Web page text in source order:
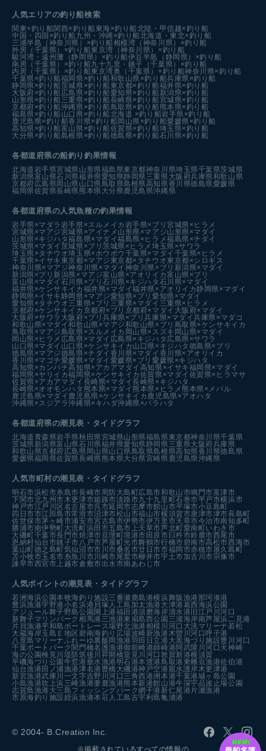
人気エリアの釣り船検索
関東×釣り船関西×釣り船 東海×釣り船北陸・甲信越×釣り船
中国・四国×釣り船 九州・沖縄×釣り船北海道・東北×釣り船
三浦半島（神奈川県）×釣り船相模湾（神奈川県）×釣り船
外房（千葉県）×釣り船東京湾（神奈川県）×釣り船
駿河湾・遠州灘（静岡県）×釣り船伊豆半島（静岡県）×釣り船
南房（千葉県）×釣り船九十九里・銚子（千葉県）×釣り船
内房（千葉県）×釣り船東京湾奥（千葉県）×釣り船神奈川県×釣り船
千葉県×釣り船福岡県×釣り船和歌山県×釣り船兵庫県×釣り船
静岡県×釣り船茨城県×釣り船 東京都×釣り船福井県×釣り船
大阪府×釣り船 広島県×釣り船愛知県×釣り船 新潟県×釣り船
山形県×釣り船 三重県×釣り船長崎県×釣り船宮城県×釣り船
京都府×釣り船沖縄県×釣り船鳥取県×釣り船 熊本県×釣り船
福島県×釣り船 山口県×釣り船北海道 ×釣り船岩手県×釣り船
鹿児島県×釣り船香川県×釣り船 岡山県×釣り船愛媛県×釣り船
高知県×釣り船富山県×釣り船佐賀県×釣り船埼玉県×釣り船
大分県×釣り船島根県×釣り船徳島県×釣り船石川県×釣り船
各都道府県の船釣り釣果情報
北海道岩手県宮城県山形県福島県東京都神奈川県埼玉県千葉県茨城県
新潟県富山県石川県福井県愛知県静岡県三重県大阪府兵庫県和歌山県
京都府広島県岡山県山口県鳥取県島根県高知県香川県徳島県愛媛県
福岡県佐賀県長崎県熊本県大分県鹿児島県沖縄県
各都道府県の人気魚種の釣果情報
岩手県×マダラ 岩手県×スルメイカ 岩手県×ブリ宮城県×ヒラメ
宮城県×マアジ宮城県×アイナメ 山形県×マアジ山形県×マダイ
山形県×キジハタ福島県×マダイ福島県×ヒラメ福島県×チダイ
茨城県×マダイ 茨城県×ブリ茨城県×ヒラメ埼玉県×サワラ
埼玉県×タチウオ埼玉県×ホウボウ 千葉県×マダイ 千葉県×ヒラメ
千葉県×イサキ 東京都×マアジ 東京都×タチウオ東京都×シロギス
神奈川県×マアジ神奈川県×マダイ 神奈川県×ブリ 新潟県×マダイ
新潟県×ブリ 新潟県×マアジ富山県×アオリイカ富山県×ブリ
富山県×マダイ 石川県×ブリ石川県×キジハタ 石川県×マダイ
福井県×ケンサキイカ 福井県×マダイ福井県×アオリイカ 静岡県×マダイ
静岡県×イサキ 静岡県×マアジ愛知県×ブリ愛知県×マダイ
愛知県×タチウオ三重県×ブリ 三重県×マダイ 三重県×ヒラメ
京都府×ケンサキイカ 京都府×ブリ 京都府×マダイ 大阪府×マダイ
大阪府×サワラ 大阪府×ブリ兵庫県×ブリ兵庫県×マダイ兵庫県×マダコ
和歌山県×マダイ和歌山県×マアジ和歌山県×ブリ 鳥取県×ケンサキイカ
鳥取県×マアジ鳥取県×スルメイカ 岡山県×スズキ 岡山県×マダイ
岡山県×ヒラメ 広島県×マダイ 広島県×キジハタ 広島県×サワラ
山口県×マダイ 山口県×ケンサキイカ 山口県×キジハタ 徳島県×ブリ
徳島県×マアジ徳島県×チダイ 香川県×マダイ 香川県×アオリイカ
香川県×マゴチ愛媛県×マダイ 愛媛県×ブリ愛媛県×キジハタ
高知県×カンパチ高知県×アカアマダイ 高知県×イサキ福岡県×マダイ
福岡県×ヤリイカ福岡県×ケンサキイカ 佐賀県×マダイ 佐賀県×ヒラマサ
佐賀県×アカアマダイ 長崎県×マダイ長崎県×キジハタ
長崎県×オオモンハタ 熊本県×マダイ 熊本県×ヒラメ 熊本県×メバル
鹿児島県×マダイ 鹿児島県×ケンサキイカ 鹿児島県×アオハタ
沖縄県×スジアラ沖縄県×キハダ沖縄県×バラハタ
各都道府県の潮見表 ・タイドグラフ
北海道青森県岩手県秋田県宮城県山形県福島県東京都神奈川県千葉県
茨城県新潟県富山県石川県福井県愛知県静岡県三重県大阪府兵庫県
和歌山県京都府広島県 岡山県山口県鳥取県島根県高知県香川県徳島県
愛媛県福岡県佐賀県長崎県熊本県大分県宮崎県鹿児島県沖縄県
人気市町村の潮見表・タイドグラフ
明石市浜松市糸島市長崎市周防大島町広島市和歌山市鳴門市富津市
下関市北九州市木更津市姫路市淡路市九十九里町石巻市平戸市横浜市
神戸市江戸川区 名古屋市呉市延岡市志摩市館山市平塚市小豆島町
四日市市江田島市常滑市沼津市松山市福山市横須賀市唐津市津市長島町
佐世保市茅ヶ崎市浦安市宮古島市伊勢市伊万里市天草市今治市南知多町
勝浦市南伊勢町大洗町浜田市五島市 上天草市芦北町愛南町いわき市
大磯町千葉市長門市焼津市亘理町境港市 田原市 臼杵市鈴鹿市西尾市
恩納村仙台市銚子市八戸市芦屋町光市舞鶴市行橋市碧南市高松市西海市
葉山町徳之島町気仙沼市市川市桑名市廿日市市福岡市赤穂市屋久島町
苫小牧市玉名市糸魚川市川崎市尾鷲市柳井市宇土市加古川市宗像市
諫早市西宮市 上越市倉敷市出水市南あわじ市
人気ポイントの潮見表・タイドグラフ
若洲海浜公園本牧海釣り施設三番瀬 鹿島港横浜舞阪漁港 那珂湊港
豊浜漁港宇野港小名浜港 貝塚人工島 加太漁港 大津港葛西海浜公園
アジュール舞子野島公園 閖上港福田港須磨海岸清水港 旧江戸川河口
新舞子マリンパーク 相馬港 三池港東扇島西公園 三浦海岸南芦屋浜二見港
片貝漁港平和島ボートレース場野北漁港相模川河口 大洗マリーナ若松
大蔵海岸玉島Ｅ地区 碧南海釣り広場波崎新漁港木曽川河口 呼子港
八景島マリーナふれーゆ裏飯岡漁港羽田 日立港 大黒海づり施設豊川河口
千葉ポートパーク 関門橋名護漁港御前崎港師崎港 阿武隈川河口 天神崎
海の公園検見川堤防筑後川昇開橋室見川河口敦賀新港横須賀
平磯海づり公園 牛窓港垂水漁港 明石港本渡港鳥取港 東幡豆漁港佐伯港
仙台漁港 田ノ浦漁港津名港 豊橋 大磯港神戸空港親水護岸木更津港
新宮漁港武庫川一文字吉野川河口 三角西港洲本港千葉港城ヶ島公園
小島漁港吹上浜三崎漁港妻鹿漁港熊本新港館山港牛深宇品波止場公園
志賀島漁港 大三島フィッシングパーク網干港 新仁尾港 片瀬漁港
市原海釣り施設姪浜漁港本荘人工島古宇利島亀浦港
© 2004- B.Creation Inc.